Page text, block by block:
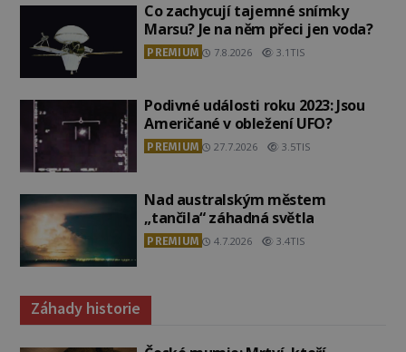
Co zachycují tajemné snímky
Marsu? Je na něm přeci jen voda?
PREMIUM 7.8.2026 3.1TIS
Podivné události roku 2023: Jsou
Američané v obležení UFO?
PREMIUM 27.7.2026 3.5TIS
Nad australským městem
„tančila“ záhadná světla
PREMIUM 4.7.2026 3.4TIS
Záhady historie